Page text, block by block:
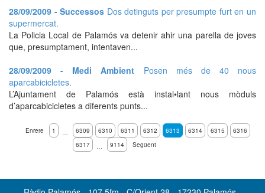
28/09/2009 - Successos Dos detinguts per presumpte furt en un
supermercat.
La Policia Local de Palamós va detenir ahir una parella de joves
que, presumptament, intentaven...
28/09/2009 - Medi Ambient Posen més de 40 nous
aparcabicicletes.
L’Ajuntament de Palamós està instal•lant nous mòduls
d’aparcabicicletes a diferents punts...
Enrere 1 … 6309 6310 6311 6312 6313 6314 6315
6316
6317
… 9114 Següent